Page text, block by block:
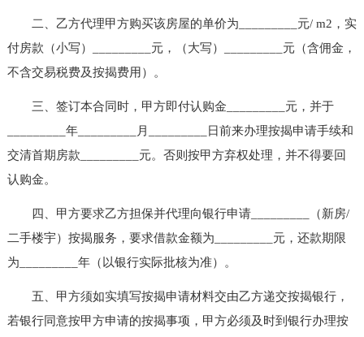
二、乙方代理甲方购买该房屋的单价为_________元/ m2，实
付房款（小写）_________元，（大写）_________元（含佣金，
不含交易税费及按揭费用）。
三、签订本合同时，甲方即付认购金_________元，并于
_________年_________月_________日前来办理按揭申请手续和
交清首期房款_________元。否则按甲方弃权处理，并不得要回
认购金。
四、甲方要求乙方担保并代理向银行申请_________（新房/
二手楼宇）按揭服务，要求借款金额为_________元，还款期限
为_________年（以银行实际批核为准）。
五、甲方须如实填写按揭申请材料交由乙方递交按揭银行，
若银行同意按甲方申请的按揭事项，甲方必须及时到银行办理按